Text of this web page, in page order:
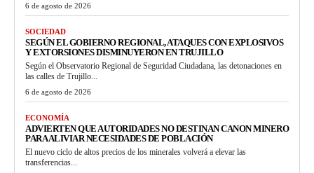
6 de agosto de 2026
SOCIEDAD
SEGÚN EL GOBIERNO REGIONAL, ATAQUES CON EXPLOSIVOS
Y EXTORSIONES DISMINUYERON EN TRUJILLO
Según el Observatorio Regional de Seguridad Ciudadana, las detonaciones en
las calles de Trujillo...
6 de agosto de 2026
ECONOMÍA
ADVIERTEN QUE AUTORIDADES NO DESTINAN CANON MINERO
PARA ALIVIAR NECESIDADES DE POBLACIÓN
El nuevo ciclo de altos precios de los minerales volverá a elevar las
transferencias...